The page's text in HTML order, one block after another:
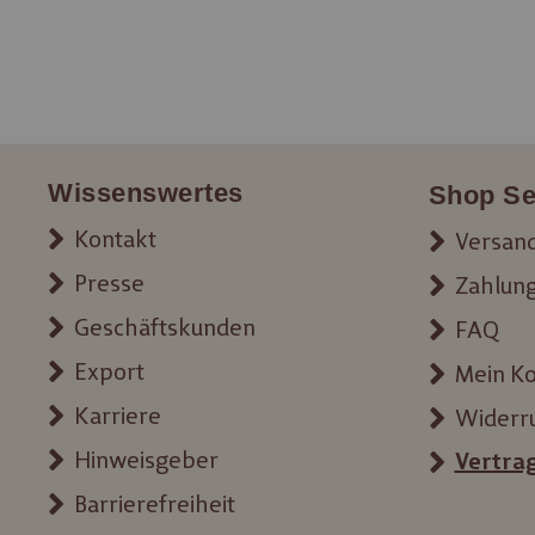
Wissenswertes
Kontakt
Presse
Geschäftskunden
Export
Karriere
Hinweisgeber
Barrierefreiheit
Shop
FAQ
Mein